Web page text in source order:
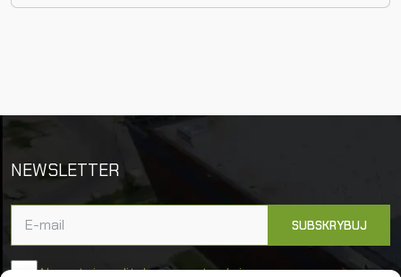
NEWSLETTER